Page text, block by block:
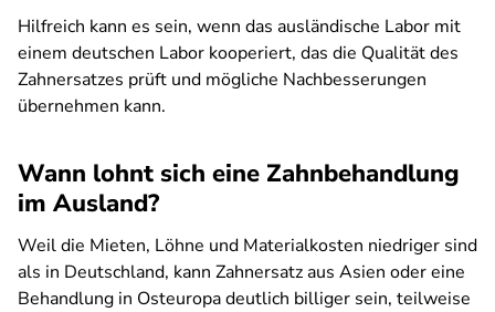
Hilfreich kann es sein, wenn das ausländische Labor mit
einem deutschen Labor kooperiert, das die Qualität des
Zahnersatzes prüft und mögliche Nachbesserungen
übernehmen kann.
Wann lohnt sich eine Zahnbehandlung
im Ausland?
Weil die Mieten, Löhne und Materialkosten niedriger sind
als in Deutschland, kann Zahnersatz aus Asien oder eine
Behandlung in Osteuropa deutlich billiger sein, teilweise